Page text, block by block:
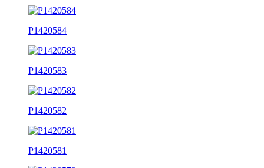
P1420584
P1420583
P1420582
P1420581